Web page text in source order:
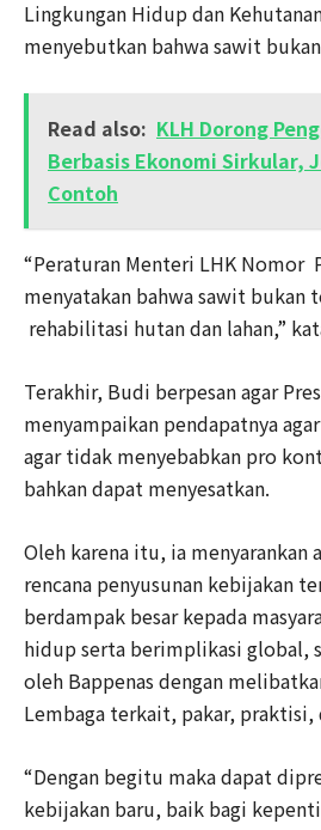
Lingkungan Hidup dan
menyebutkan bahwa sawit
Read also: KLH Dorong
Berbasis Ekonomi Sirkular,
Contoh
“Peraturan Menteri LHK Nomor
menyatakan bahwa sawit bukan
rehabilitasi hutan dan lahan,”
Terakhir, Budi berpesan agar
menyampaikan pendapatnya
agar tidak menyebabkan pro
bahkan dapat menyesatkan.
Oleh karena itu, ia menyarankan
rencana penyusunan kebijakan
berdampak besar kepada
hidup serta berimplikasi global,
oleh Bappenas dengan
Lembaga terkait, pakar, praktisi,
“Dengan begitu maka dapat
kebijakan baru, baik bagi